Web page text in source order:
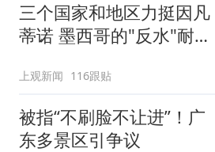
三个国家和地区力挺因凡
蒂诺 墨西哥的"反水"耐人
上观新闻 116跟贴
被指“不刷脸不让进”！广
东多景区引争议